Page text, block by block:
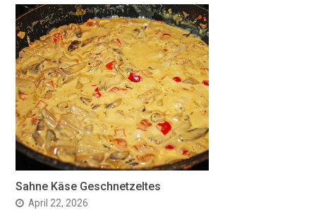
Sahne Käse Geschnetzeltes
April 22, 2026